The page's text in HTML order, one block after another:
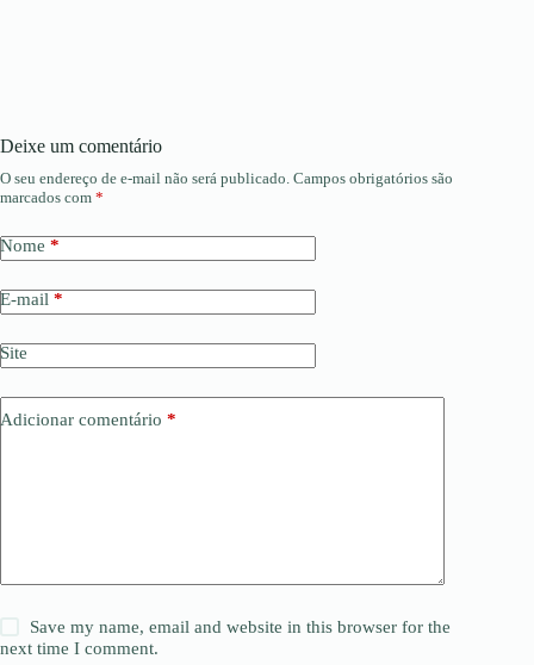
Deixe um comentário
O seu endereço de e-mail não será publicado. Campos obrigatórios são
marcados com *
Nome *
E-mail *
Site
Adicionar comentário *
Save my name, email and website in this browser for the
next time I comment.